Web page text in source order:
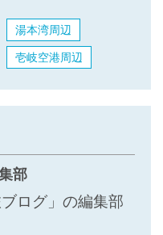
湯本湾周辺
壱岐空港周辺
部
ブログ」の編集部